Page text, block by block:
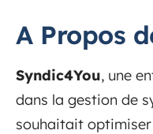
A Propos
Syndic4You, une
dans la gestion de
souhaitait